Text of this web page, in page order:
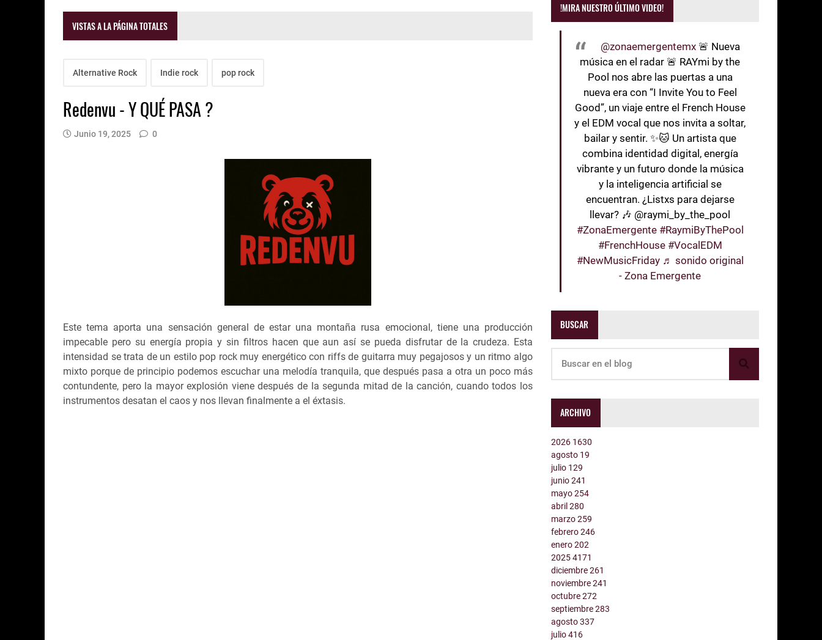
VISTAS A LA PÁGINA TOTALES
Alternative Rock Indie rock pop rock
Redenvu - Y QUÉ PASA ?
Junio 19, 2025 0
Este tema aporta una sensación general de estar una montaña rusa emocional, tiene una producción
impecable pero su energía propia y sin filtros hacen que aun así se pueda disfrutar de la crudeza. Esta
intensidad se trata de un estilo pop rock muy energético con riffs de guitarra muy pegajosos y un ritmo algo
mixto porque de principio podemos escuchar una melodía tranquila, que después pasa a otra un poco más
contundente, pero la mayor explosión viene después de la segunda mitad de la canción, cuando todos los
instrumentos desatan el caos y nos llevan finalmente a el éxtasis.
!MIRA NUESTRO ÚLTIMO VIDEO!
@zonaemergentemx 🚨 Nueva
música en el radar 🚨 RAYmi by the
Pool nos abre las puertas a una
nueva era con “I Invite You to Feel
Good”, un viaje entre el French House
y el EDM vocal que nos invita a soltar,
bailar y sentir. ✨🐱 Un artista que
combina identidad digital, energía
vibrante y un futuro donde la música
y la inteligencia artificial se
encuentran. ¿Listxs para dejarse
llevar? 🎶 @raymi_by_the_pool
#ZonaEmergente #RaymiByThePool
#FrenchHouse #VocalEDM
#NewMusicFriday ♬ sonido original
- Zona Emergente
BUSCAR
ARCHIVO
2026 1630
agosto 19
julio 129
junio241
mayo254
abril280
marzo259
febrero246
enero202
20254171
diciembre261
noviembre241
octubre272
septiembre283
agosto337
julio416